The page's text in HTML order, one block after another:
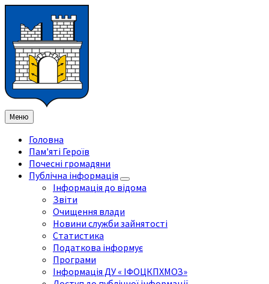
змісту
ліву
бічну
панель
праву
бічну
панель
нижнього
колонтитула
Меню
Головна
Пам'яті Героїв
Почесні громадяни
Публічна інформація
Інформація до відома
Звіти
Очищення влади
Новини служби зайнятості
Статистика
Податкова інформує
Програми
Інформація ДУ « ІФОЦКПХМОЗ»